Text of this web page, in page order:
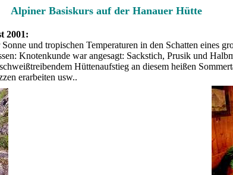
Alpiner Basiskurs auf der Hanauer Hütte
2001:
und tropischen Temperaturen in den Schatten eines
Knotenkunde war angesagt: Sackstich, Prusik und
Hüttenaufstieg an diesem heißen
erarbeiten usw..